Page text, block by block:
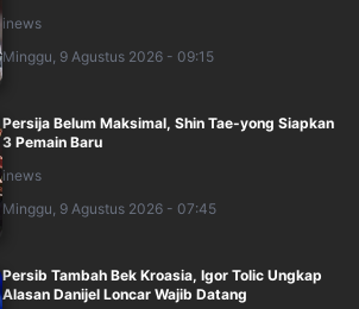
inews
Minggu, 9 Agustus 2026 - 09:15
Persija Belum Maksimal, Shin Tae-yong Siapkan
3 Pemain Baru
inews
Minggu, 9 Agustus 2026 - 07:45
Persib Tambah Bek Kroasia, Igor Tolic Ungkap
Alasan Danijel Loncar Wajib Datang